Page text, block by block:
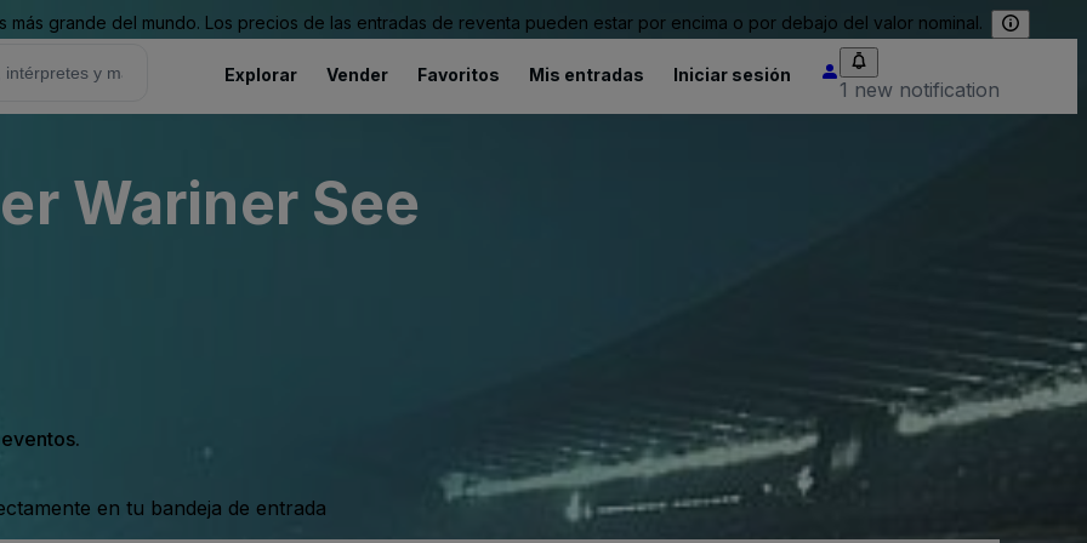
grande del mundo. Los precios de las entradas de reventa pueden estar por encima o por debajo del valor nominal.
Explorar Vender Favoritos Mis entradas Iniciar sesión
1 new notification
Wariner See
en tu bandeja de entrada